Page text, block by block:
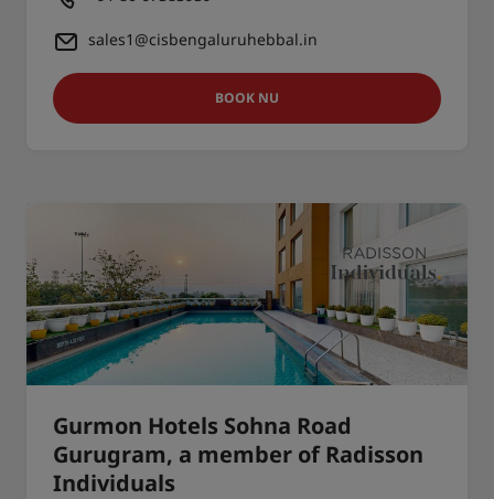
sales1@cisbengaluruhebbal.in
BOOK NU
Gurmon Hotels Sohna Road
Gurugram, a member of Radisson
Individuals